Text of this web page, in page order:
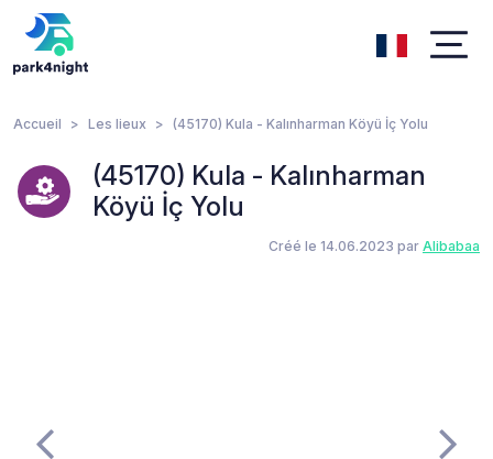
Accueil Les lieux (45170) Kula - Kalınharman Köyü İç Yolu
(45170) Kula - Kalınharman
Köyü İç Yolu
Créé le 14.06.2023 par Alibabaa